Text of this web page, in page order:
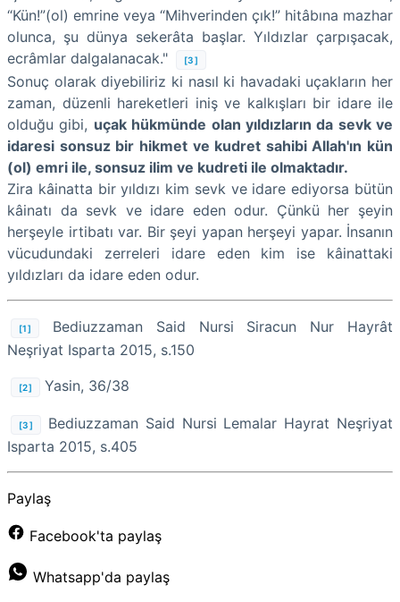
“Kün!”(ol) emrine veya “Mihverinden çık!” hitâbına mazhar
olunca, şu dünya sekerâta başlar. Yıldızlar çarpışacak,
ecrâmlar dalgalanacak."
[3]
Sonuç olarak diyebiliriz ki nasıl ki havadaki uçakların her
zaman, düzenli hareketleri iniş ve kalkışları bir idare ile
olduğu gibi, uçak hükmünde olan yıldızların da sevk ve
idaresi sonsuz bir hikmet ve kudret sahibi Allah'ın kün
(ol) emri ile, sonsuz ilim ve kudreti ile olmaktadır.
Zira kâinatta bir yıldızı kim sevk ve idare ediyorsa bütün
kâinatı da sevk ve idare eden odur. Çünkü her şeyin
herşeyle irtibatı var. Bir şeyi yapan herşeyi yapar. İnsanın
vücudundaki zerreleri idare eden kim ise kâinattaki
yıldızları da idare eden odur.
[1]
Bediuzzaman Said Nursi Siracun Nur Hayrât
Neşriyat Isparta 2015, s.150
[2] Yasin, 36/38
[3]
Bediuzzaman Said Nursi Lemalar Hayrat Neşriyat
Isparta 2015, s.405
Paylaş
Facebook'ta paylaş
Whatsapp'da paylaş